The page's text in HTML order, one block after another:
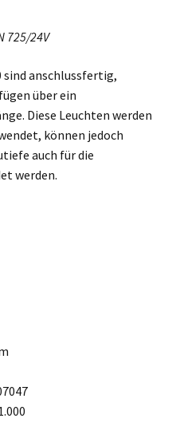
725/24V
sind anschlussfertig,
über ein
Diese Leuchten werden
können jedoch
auch für die
werden.